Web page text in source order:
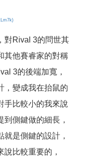
對Rival 3的問世其
其他賽睿家的對稱
3的後端加寬，
，變成我在抬鼠的
手比較小的我來說
側鍵做的細長，
是側鍵的設計，
比較重要的，